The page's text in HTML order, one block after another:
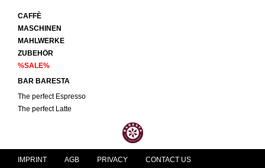
CAFFÈ
MASCHINEN
MAHLWERKE
ZUBEHÖR
%SALE%
BAR BARESTA
The perfect Espresso
The perfect Latte
IMPRINT AGB PRIVACY CONTACT US